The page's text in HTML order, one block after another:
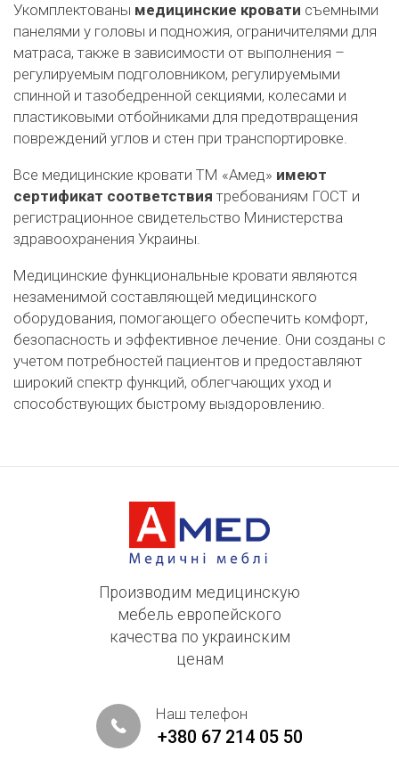
Укомплектованы медицинские кровати съемными
панелями у головы и подножия, ограничителями для
матраса, также в зависимости от выполнения –
регулируемым подголовником, регулируемыми
спинной и тазобедренной секциями, колесами и
пластиковыми отбойниками для предотвращения
повреждений углов и стен при транспортировке.
Все медицинские кровати ТМ «Амед» имеют
сертификат соответствия требованиям ГОСТ и
регистрационное свидетельство Министерства
здравоохранения Украины.
Медицинские функциональные кровати являются
незаменимой составляющей медицинского
оборудования, помогающего обеспечить комфорт,
безопасность и эффективное лечение. Они созданы с
учетом потребностей пациентов и предоставляют
широкий спектр функций, облегчающих уход и
способствующих быстрому выздоровлению.
Производим медицинскую
мебель европейского
качества по украинским
ценам
Наш телефон
+380 67 214 05 50